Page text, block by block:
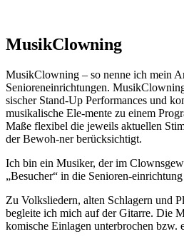
MusikClowning
MusikClowning – so nenne ich mein
Senioreneinrichtungen.
sischer Stand-Up Performances und
musikalische Ele-mente zu einem
Maße flexibel die jeweils aktuellen
der Bewoh-ner berücksichtigt.
Ich bin ein Musiker, der im
„Besucher“ in die Senioren-
Zu Volksliedern, alten Schlagern und
begleite ich mich auf der Gitarre. Die
komische Einlagen unterbrochen bzw.